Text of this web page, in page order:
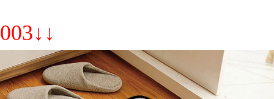
003↓↓